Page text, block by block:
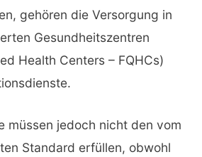
gehören die Versorgung in
Gesundheitszentren
Health Centers – FQHCs)
müssen jedoch nicht den vom
Standard erfüllen, obwohl